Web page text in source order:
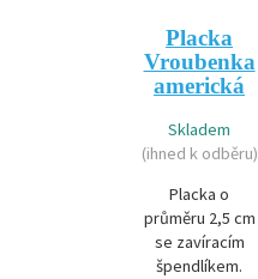
Placka
Vroubenka
americká
Skladem
(ihned k odběru)
Placka o
průměru 2,5 cm
se zavíracím
špendlíkem.